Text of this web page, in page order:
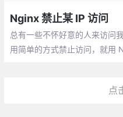
Nginx 禁止某 IP 访问
总有一些不怀好意的人来访问
用简单的方式禁止访问，就用
点